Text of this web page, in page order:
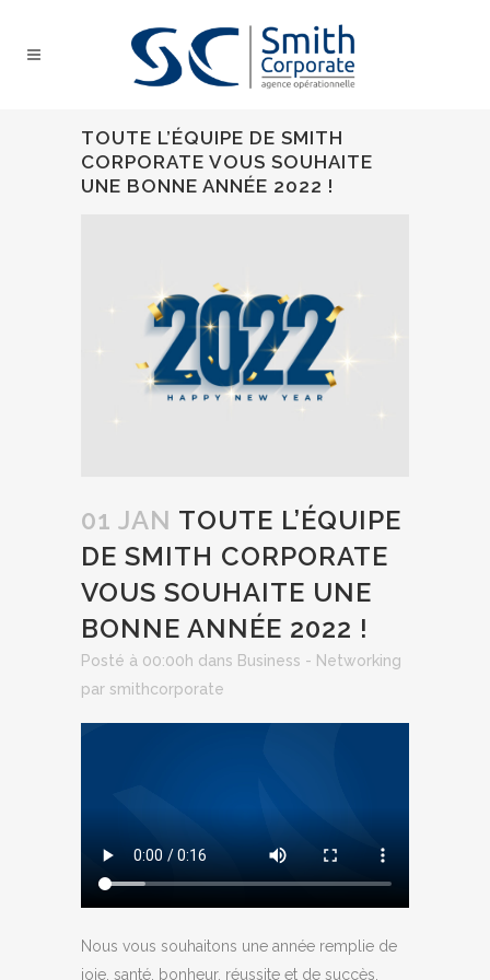
TOUTE L’ÉQUIPE DE SMITH
CORPORATE VOUS SOUHAITE
UNE BONNE ANNÉE 2022 !
01 JAN TOUTE L’ÉQUIPE
DE SMITH CORPORATE
VOUS SOUHAITE UNE
BONNE ANNÉE 2022 !
Posté à 00:00h dans Business - Networking
par smithcorporate
Nous vous souhaitons une année remplie de
joie, santé, bonheur, réussite et de succès.